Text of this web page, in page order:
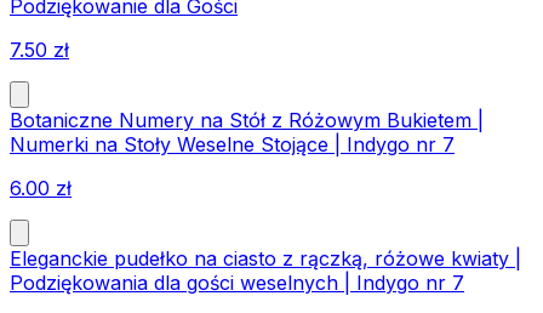
Podziękowanie dla Gości
7.50 zł
Botaniczne Numery na Stół z Różowym Bukietem |
Numerki na Stoły Weselne Stojące | Indygo nr 7
6.00 zł
Eleganckie pudełko na ciasto z rączką, różowe kwiaty |
Podziękowania dla gości weselnych | Indygo nr 7